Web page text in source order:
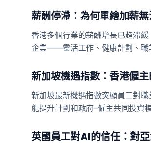
薪酬停滯：為何單繪加薪
香港多個行業的薪酬增長已趋滞
企業——靈活工作、健康計劃、職
新加坡機遇指數：香港僱
新加坡最新機遇指數突顯員工對
能提升計劃和政府–僱主共同投資
英國員工對AI的信任：對